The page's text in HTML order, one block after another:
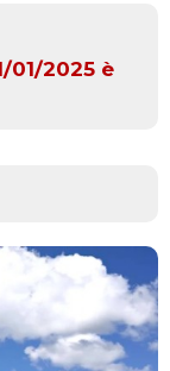
01/2025 è